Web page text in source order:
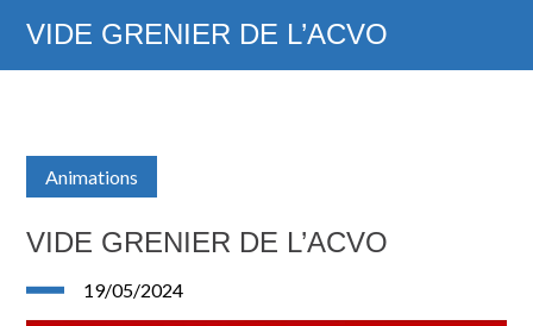
VIDE GRENIER DE L’ACVO
Animations
VIDE GRENIER DE L’ACVO
19/05/2024